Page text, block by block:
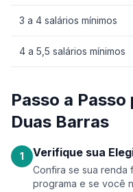
3 a 4 salários mínimos
4 a 5,5 salários mínimos
Passo a
Duas Barras
1 Verifique sua
Confira se sua renda
programa e se você